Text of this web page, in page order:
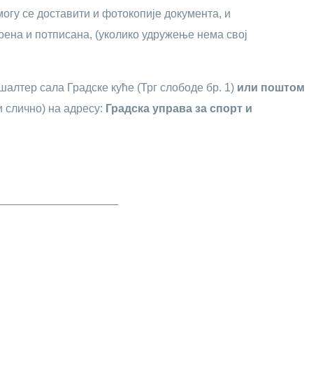
се доставити и фотокопије документа, и
и потписана, (уколико удружење нема свој
сала Градске куће (Трг слободе бр. 1) или поштом
на адресу: Градска управа за спорт и